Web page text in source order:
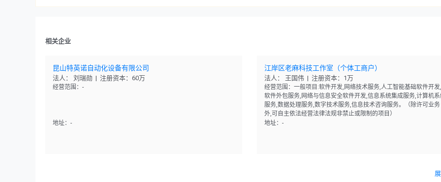
相关企业
昆山特英诺自动化设备有限公司
法人： 刘瑞勋 | 注册资本：60万
经营范围：-
地址：-
江岸区老麻科技工作室（个体工商户）
法人： 王国伟 | 注册资本：1万
经营范围：一般项目:软件开发,网络技术服务,人工智能基础软件开发,
软件外包服务,网络与信息安全软件开发,信息系统集成服务,计算机
服务,数据处理服务,数字技术服务,信息技术咨询服务。（除许可业务
外,可自主依法经营法律法规非禁止或限制的项目）
地址：-